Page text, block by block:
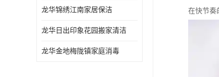
龙华锦绣江南家居保洁
龙华日出印象花园搬家清洁
龙华金地梅陇镇家庭消毒
在快节奏